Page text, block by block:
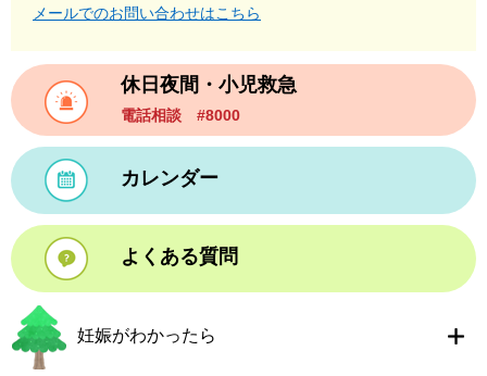
メールでのお問い合わせはこちら
休日夜間・小児救急
電話相談 #8000
カレンダー
よくある質問
妊娠がわかったら